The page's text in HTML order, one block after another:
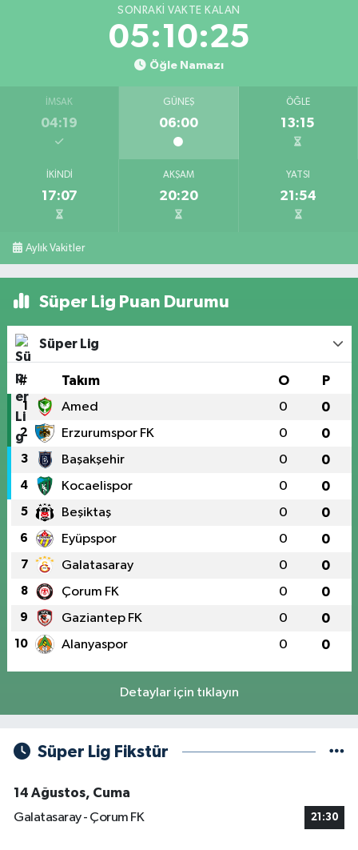
SONRAKI VAKTE KALAN
05:10:24
Öğle Namazı
İMSAK
04:19
GÜNEŞ
06:00
ÖĞLE
13:15
İKINDI
17:07
AKŞAM
20:20
YATSI
21:54
Aylık Vakitler
Süper Lig Puan Durumu
Süper Lig
# Takım O P
1 Amed 0 0
2 Erzurumspor FK 0 0
3 Başakşehir 0 0
4 Kocaelispor 0 0
5 Beşiktaş 0 0
6 Eyüpspor 0 0
7 Galatasaray 0 0
8 Çorum FK 0 0
9 Gaziantep FK 0 0
10 Alanyaspor 0 0
Detaylar için tıklayın
Süper Lig Fikstür
14 Ağustos, Cuma
Galatasaray - Çorum FK
21:30